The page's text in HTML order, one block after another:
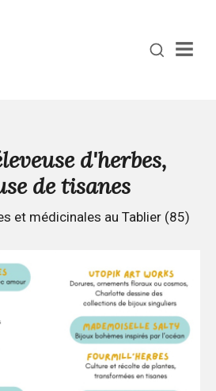
d'herbes,
de tisanes
et médicinales au Tablier (85)